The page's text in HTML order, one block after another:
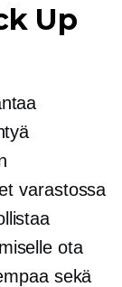
Up
varastossa
ota
sekä